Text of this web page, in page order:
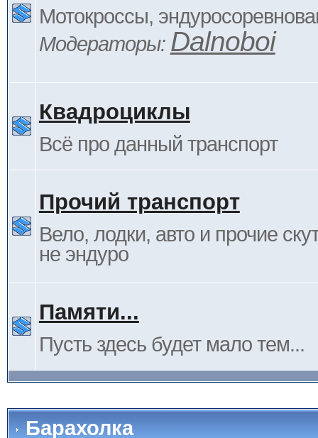
Мотокроссы,
Модераторы: Dalnoboi
Квадроциклы
Всё про данный транспорт
Прочий транспорт
Вело, лодки, авто и прочие
не эндуро
Памяти...
Пусть здесь будет мало тем...
Барахолка